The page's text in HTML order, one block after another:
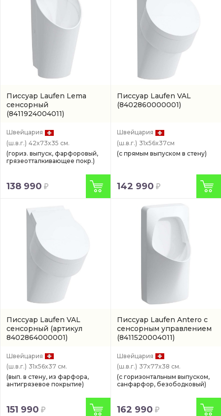
Писсуар Laufen Lema
сенсорный
(8411924004011)
Швейцария
(ш.в.г.) 42x73x35 см.
(гориз. выпуск, фарфоровый,
грязеотталкивающее покр.)
138 990
Писсуар Laufen VAL
(8402860000001)
Швейцария
(ш.в.г.) 31x56x37см
(с прямым выпуском в стену)
142 990
Писсуар Laufen VAL
сенсорный (артикул
8402864000001)
Швейцария
(ш.в.г.) 31x56x37 см.
(вып. в стену, из фарфора,
антигрязевое покрытие)
151 990
Писсуар Laufen Antero с
сенсорным управлением
(8411520004011)
Швейцария
(ш.в.г.) 37x77x38 см.
(с горизонтальным выпуском,
санфарфор, безободковый)
162 990